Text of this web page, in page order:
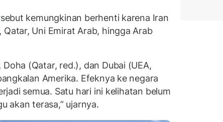
kemungkinan berhenti karena Iran
Uni Emirat Arab, hingga Arab
(Qatar, red.), dan Dubai (UEA,
Amerika. Efeknya ke negara
semua. Satu hari ini kelihatan belum
akan terasa,” ujarnya.